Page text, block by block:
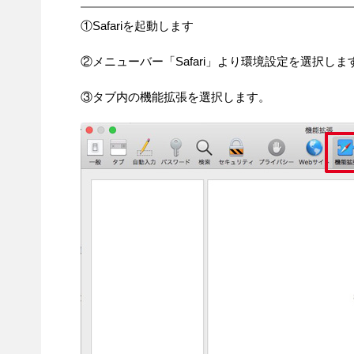
①Safariを起動します
②メニューバー「Safari」より環境設定を選択しま
③タブ内の機能拡張を選択します。